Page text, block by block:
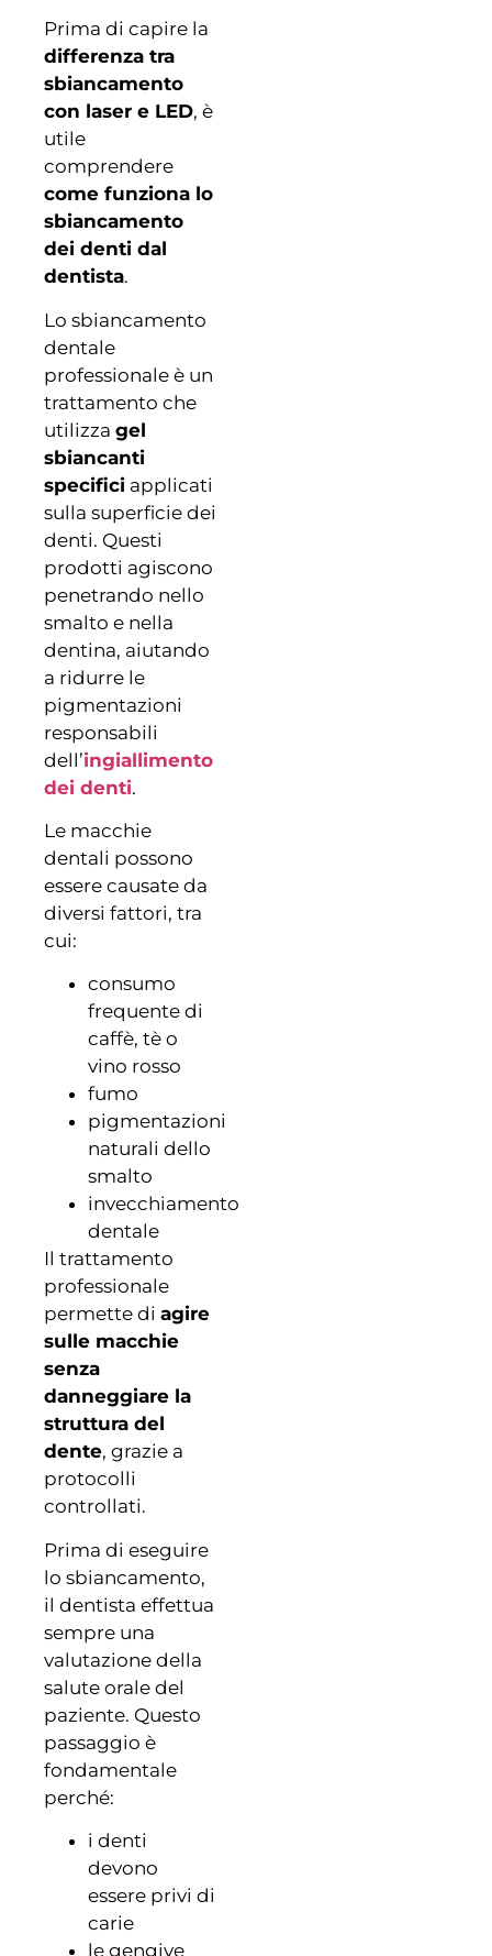
Prima di capire la
differenza tra
sbiancamento
con laser e LED, è
utile
comprendere
come funziona lo
sbiancamento
dei denti dal
dentista.
Lo sbiancamento
dentale
professionale è un
trattamento che
utilizza gel
sbiancanti
specifici applicati
sulla superficie dei
denti. Questi
prodotti agiscono
penetrando nello
smalto e nella
dentina, aiutando
a ridurre le
pigmentazioni
responsabili
dell’ingiallimento
dei denti.
Le macchie
dentali possono
essere causate da
diversi fattori, tra
cui:
consumo
frequente di
caffè, tè o
vino rosso
fumo
pigmentazioni
naturali dello
smalto
invecchiamento
dentale
Il trattamento
professionale
permette di agire
sulle macchie
senza
danneggiare la
struttura del
dente, grazie a
protocolli
controllati.
Prima di eseguire
lo sbiancamento,
il dentista effettua
sempre una
valutazione della
salute orale del
paziente. Questo
passaggio è
fondamentale
perché:
i denti
devono
essere privi di
carie
le gengive